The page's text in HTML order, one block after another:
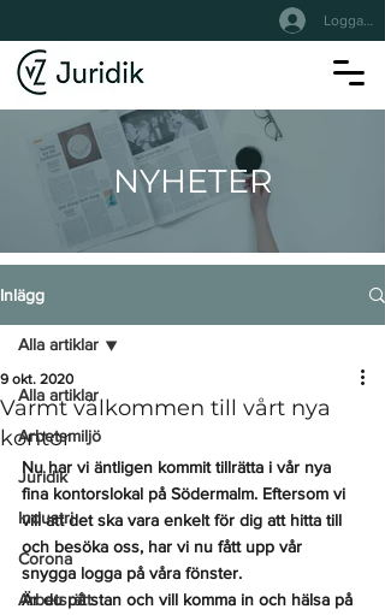
Logga In
NYHETER
Inlägg
Alla artiklar
Arbetsmiljö
Juridik
Industri
Corona
Arbetsrätt
Alla artiklar
Varmt välkommen till vårt nya
kontor
9 okt. 2020
Nu har vi äntligen kommit tillrätta i vår nya
fina kontorslokal på Södermalm. Eftersom vi
vill att det ska vara enkelt för dig att hitta till
och besöka oss, har vi nu fått upp vår
snygga logga på våra fönster.
Är du på stan och vill komma in och hälsa på